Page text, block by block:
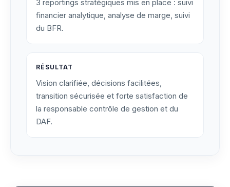
3 reportings stratégiques mis en place : suivi
financier analytique, analyse de marge, suivi
du BFR.
RÉSULTAT
Vision clarifiée, décisions facilitées,
transition sécurisée et forte satisfaction de
la responsable contrôle de gestion et du
DAF.